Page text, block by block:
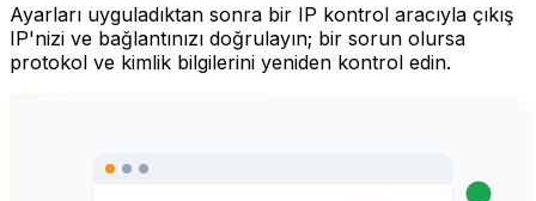
Ayarları uyguladıktan sonra bir IP kontrol aracıyla çıkış
IP'nizi ve bağlantınızı doğrulayın; bir sorun olursa
protokol ve kimlik bilgilerini yeniden kontrol edin.